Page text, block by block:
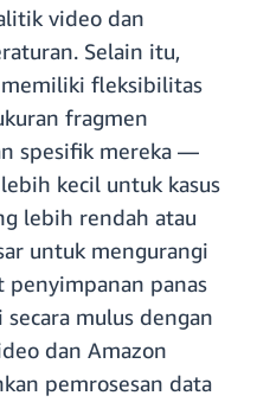
video dan
Selain itu,
fleksibilitas
fragmen
spesifik mereka —
kecil untuk kasus
lebih rendah atau
untuk mengurangi
penyimpanan panas
mulus dengan
dan Amazon
pemrosesan data